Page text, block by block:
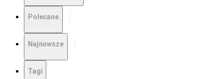
Polecane
Najnowsze
Tagi